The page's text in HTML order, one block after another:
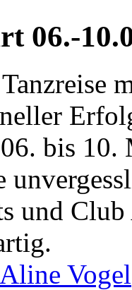
06.-
bis
und
Aline Vogel